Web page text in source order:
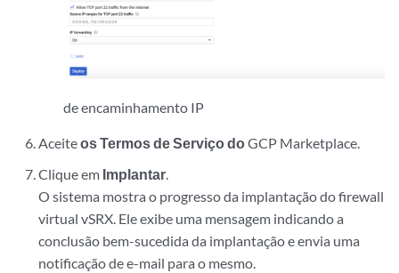
de encaminhamento IP
Aceiteos Termos de Serviço doGCP Marketplace.
Clique em Implantar.
O sistema mostra o progresso da implantação do firewall
virtual vSRX. Ele exibe uma mensagem indicando a
conclusão bem-sucedida da implantação e envia uma
notificação de e-mail para o mesmo.